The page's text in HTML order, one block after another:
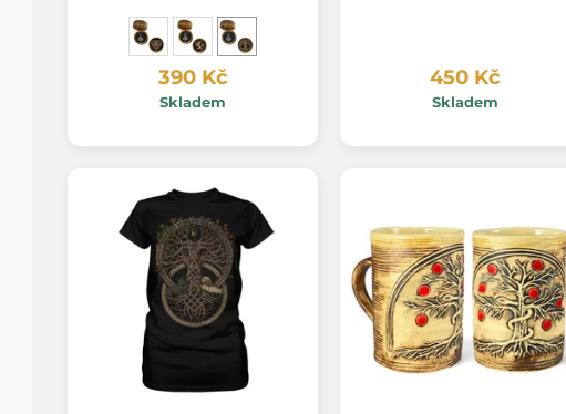
390 Kč
Skladem
450 Kč
Skladem